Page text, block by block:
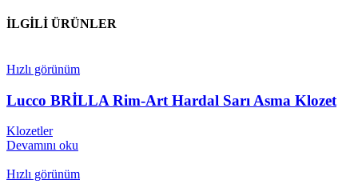
İLGİLİ ÜRÜNLER
Hızlı görünüm
Lucco BRİLLA Rim-Art Hardal Sarı Asma Klozet
Klozetler
Devamını oku
Hızlı görünüm